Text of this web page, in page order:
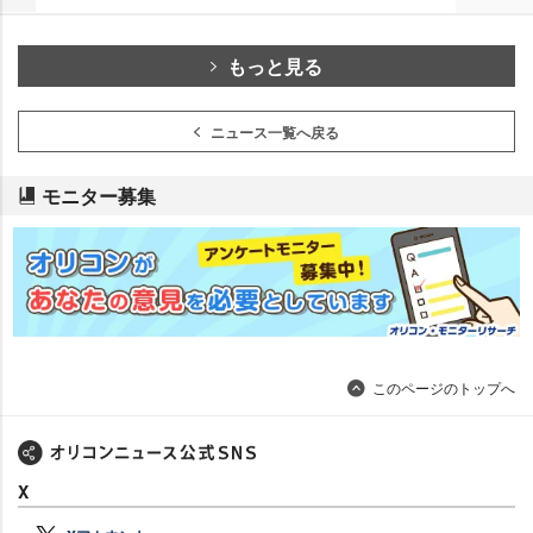
もっと見る
ニュース一覧へ戻る
モニター募集
このページのトップへ
X